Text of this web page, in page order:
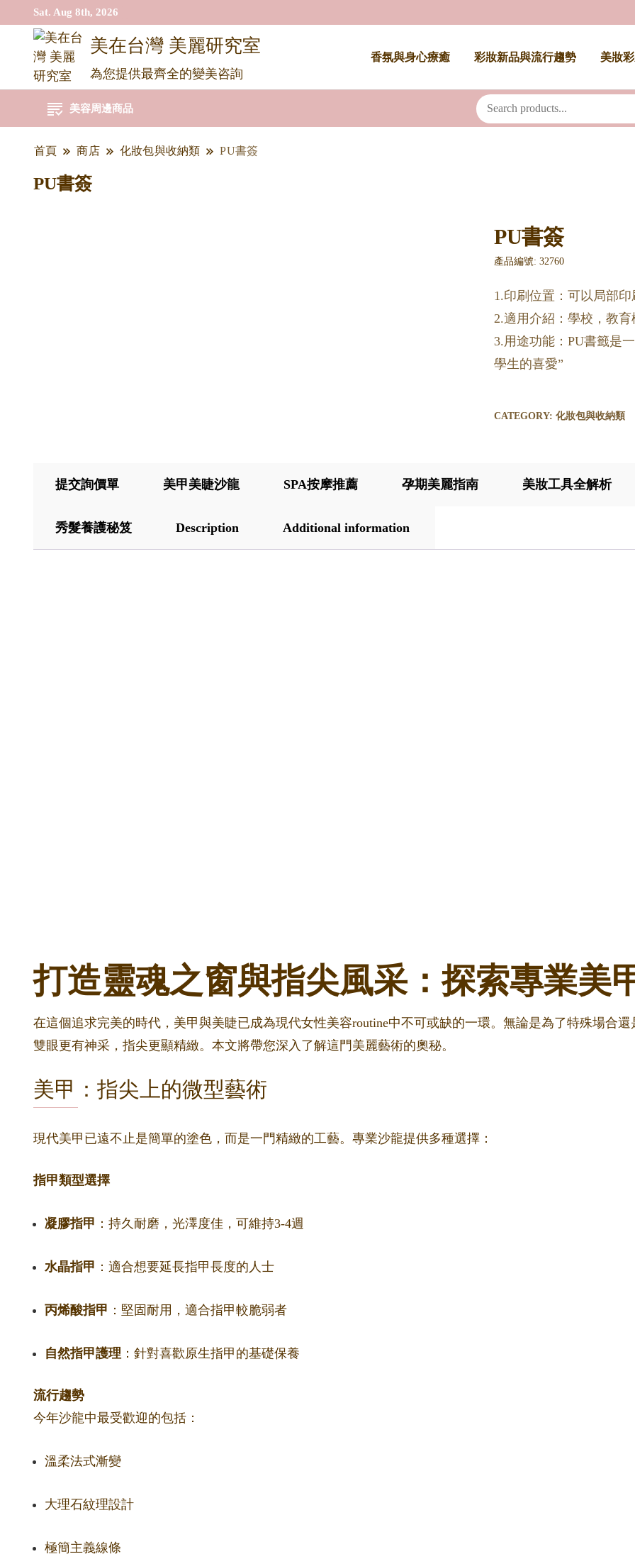
Sat. Aug 8th, 2026
美在台灣 美麗研究室
為您提供最齊全的變美咨詢
香氛與身心療癒 彩妝新品與流行趨勢 美妝
美容周邊商品
首頁 商店 化妝包與收納類 PU書簽
PU書簽
PU書簽
產品編號: 32760
1.印刷位置：可以局部
2.適用介紹：學校，教
3.用途功能：PU書籤是
學生的喜愛”
CATEGORY: 化妝包與收納類
提交詢價單 美甲美睫沙龍 SPA按摩推薦 孕期美麗指南 美妝工具全解析
秀髮養護秘笈 Description Additional information
打造靈魂之窗與指尖風采：探索專業美
在這個追求完美的時代，美甲與美睫已成為現代女性美容routine中不可或缺的一環。無論是為了特殊場合
雙眼更有神采，指尖更顯精緻。本文將帶您深入了解這門美麗藝術的奧秘。
美甲：指尖上的微型藝術
現代美甲已遠不止是簡單的塗色，而是一門精緻的工藝。專業沙龍提供多種選擇：
指甲類型選擇
凝膠指甲 ：持久耐磨，光澤度佳，可維持3-4週
水晶指甲 ：適合想要延長指甲長度的人士
丙烯酸指甲 ：堅固耐用，適合指甲較脆弱者
自然指甲護理 ：針對喜歡原生指甲的基礎保養
流行趨勢
今年沙龍中最受歡迎的包括：
溫柔法式漸變
大理石紋理設計
極簡主義線條